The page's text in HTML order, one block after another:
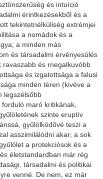
és intuíció
érintkezésekből és a
tekintetnélküliség extrémjei
a nomádok és a
a minden más
és társadalmi érvényesülés
és rnegalkuvóbb
és izgatottsága a falusi
minden téren (kivéve a
legszélsőbb
maró kritikának,
szinte eruptív
gyűlölködővé teszi a
asszimilálódni akar; a sok
a protekciósok és a
életstandardban már rég
társadalmi és politikai
venné. De nem, ez már